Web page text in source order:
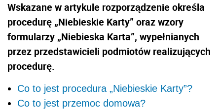
Wskazane w artykule rozporządzenie określa
procedurę „Niebieskie Karty” oraz wzory
formularzy „Niebieska Karta”, wypełnianych
przez przedstawicieli podmiotów realizujących
procedurę.
Co to jest procedura „Niebieskie Karty”?
Co to jest przemoc domowa?